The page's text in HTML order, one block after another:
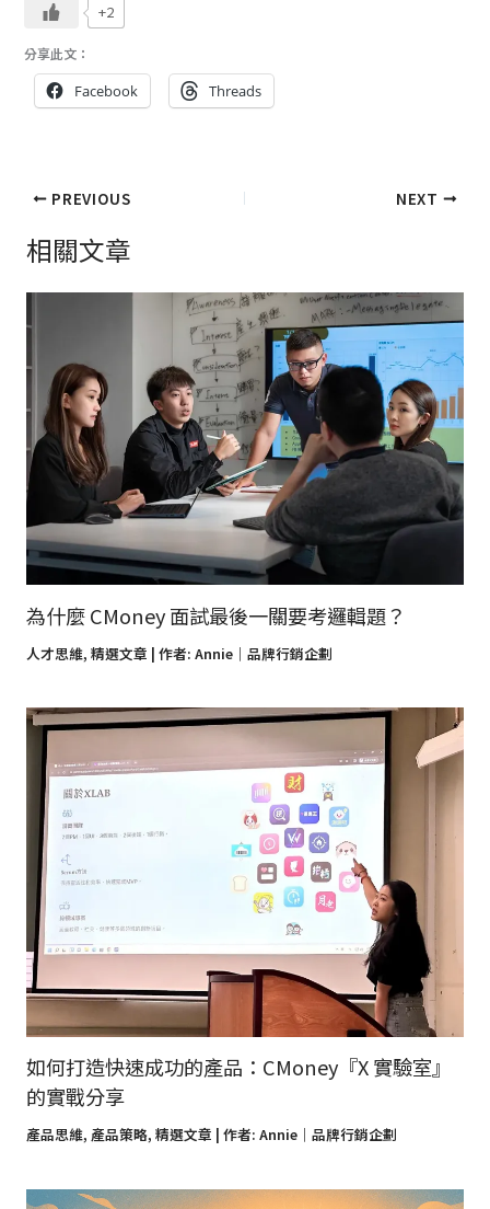
+2
分享此文：
Facebook Threads
PREVIOUS NEXT
相關文章
為什麼 CMoney 面試最後一關要考邏輯題？
人才思維, 精選文章 | 作者: Annie｜品牌行銷企劃
如何打造快速成功的產品：CMoney『X 實驗室』
的實戰分享
產品思維, 產品策略, 精選文章 | 作者: Annie｜品牌行銷企劃